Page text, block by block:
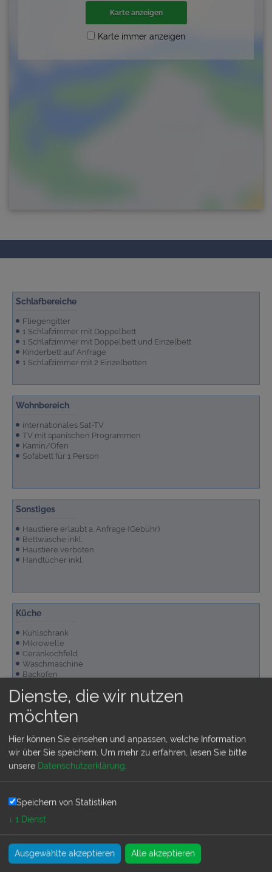
Karte anzeigen
Karte immer anzeigen
Schlafbereiche
Fliegengitter
1 Schlafzimmer mit Doppelbett
1 Schlafzimmer mit Doppelbett und Einzelbett
Kinderbett auf Anfrage
1 Schlafzimmer mit 2 Einzelbetten
Wohnbereich
internationales Sat-TV
TV mit spanischen Programmen
Kamin/Ofen
Sofabett für 1 Person
Sonstiges
Haustiere erlaubt a. Anfrage (Gebühr)
Bettwäsche inkl.
Haustiere verboten
Handtücher inkl.
Küche
Kühlschrank
Mikrowelle
Cerankochfeld
Waschmaschine
Backofen
mehr anzeigen...
Außenbereich
Parkplatz auf dem Grundstück
Liegen
Swimmingpool privat
Terrassenmöbel
Allgemeine Ausstattung
Dienste, die wir nutzen
möchten
Hier können Sie einsehen und anpassen, welche Information
wir über Sie speichern. Um mehr zu erfahren, lesen Sie bitte
unsere Datenschutzerklärung
Speichern von Statistiken
↓ 1 Dienst
Ausgewählte akzeptieren Alle akzeptieren